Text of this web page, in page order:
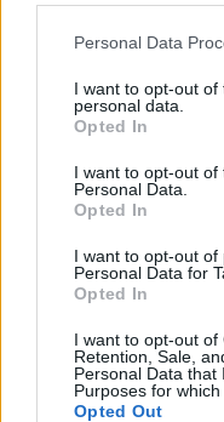
Please note that this
not limited to your visit
grant or deny consent
use your data for
consent section.
Personal Data
I want to opt-out
personal data.
Opted In
I want to opt-out of
Personal Data.
Opted In
I want to opt-out of
Personal Data for
Opted In
I want to opt-out of
Retention, Sale,
Personal Data that
Purposes for which
Opted Out